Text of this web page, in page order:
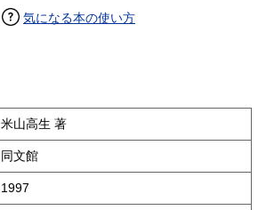
気になる本の使い方
米山高生 著
同文館
1997